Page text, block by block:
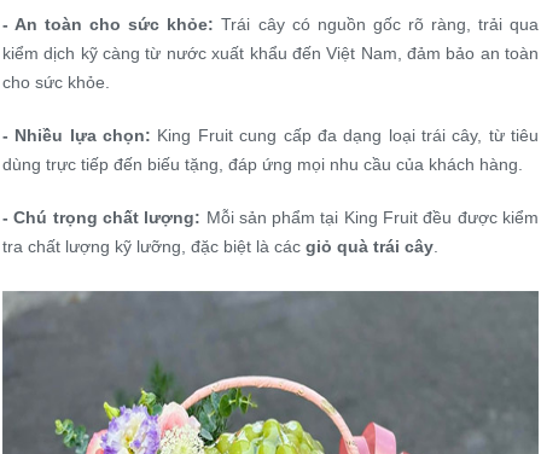
- An toàn cho sức khỏe: Trái cây có nguồn gốc rõ ràng, trải qua
kiểm dịch kỹ càng từ nước xuất khẩu đến Việt Nam, đảm bảo an toàn
cho sức khỏe.
- Nhiều lựa chọn: King Fruit cung cấp đa dạng loại trái cây, từ tiêu
dùng trực tiếp đến biếu tặng, đáp ứng mọi nhu cầu của khách hàng.
- Chú trọng chất lượng: Mỗi sản phẩm tại King Fruit đều được kiểm
tra chất lượng kỹ lưỡng, đặc biệt là các giỏ quà trái cây